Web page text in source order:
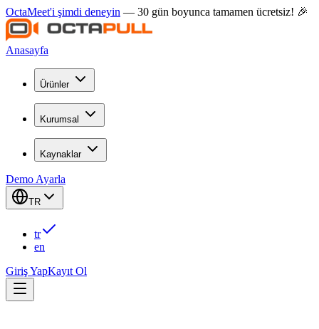
OctaMeet'i şimdi deneyin — 30 gün boyunca tamamen ücretsiz! 🎉
Anasayfa
Ürünler
Kurumsal
Kaynaklar
Demo Ayarla
TR
tr
en
Giriş YapKayıt Ol